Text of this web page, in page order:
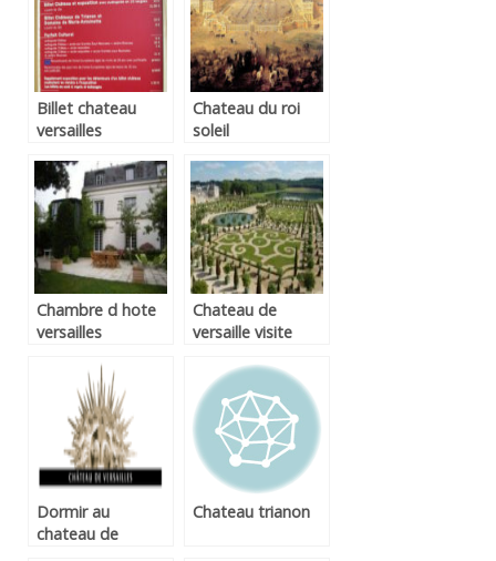
Billet chateau
versailles
Chateau du roi
soleil
Chambre d hote
versailles
Chateau de
versaille visite
Dormir au
chateau de
Chateau trianon